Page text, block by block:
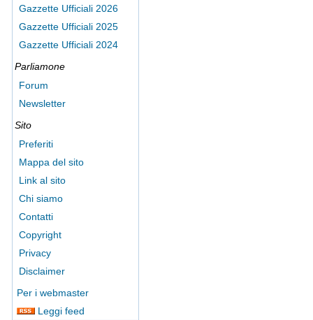
Gazzette Ufficiali 2026
Gazzette Ufficiali 2025
Gazzette Ufficiali 2024
Parliamone
Forum
Newsletter
Sito
Preferiti
Mappa del sito
Link al sito
Chi siamo
Contatti
Copyright
Privacy
Disclaimer
Per i webmaster
Leggi feed